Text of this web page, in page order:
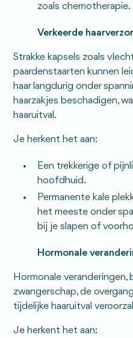
zoals chemotherapie.
Verkeerde
Strakke kapsels zoals
paardenstaarten kunnen
haar langdurig onder
haarzakjes beschadigen,
haaruitval.
Je herkent het aan:
Een trekkerige of
hoofdhuid.
Permanente kale
het meeste onder
bij je slapen of
Hormonale
Hormonale
zwangerschap, de
tijdelijke haaruitval
Je herkent het aan: